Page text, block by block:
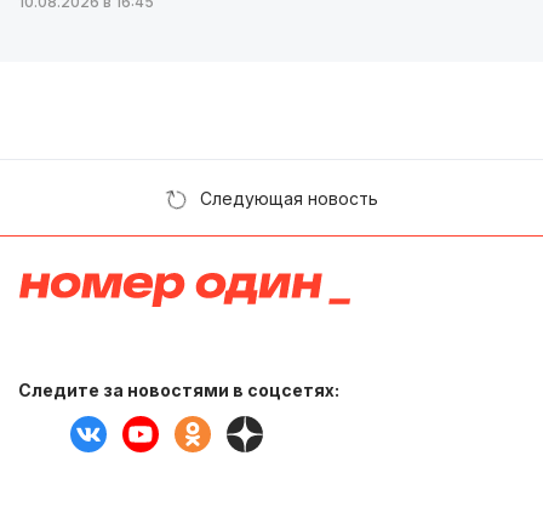
Следующая новость
Следите за новостями в соцсетях: